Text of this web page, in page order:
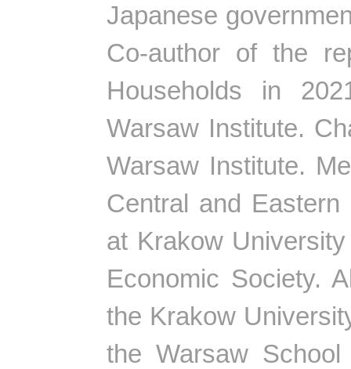
Japanese
Co-author of the
Households in
Warsaw Institute.
Warsaw Institute.
Central and
at Krakow
Economic Society.
the Krakow
the Warsaw